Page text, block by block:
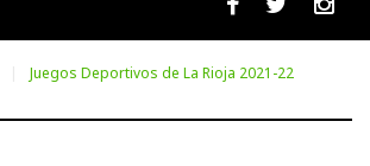
FacebookTwitter
Juegos Deportivos de La Rioja 2021-22